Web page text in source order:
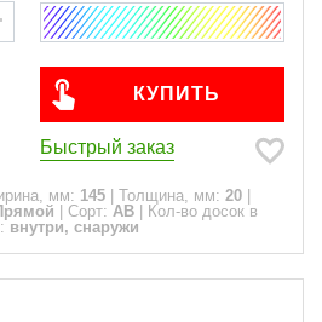
КУПИТЬ
Быстрый заказ
мм: 145 Толщина, мм: 20
Сорт: АВ
Кол-во досок в
внутри, снаружи